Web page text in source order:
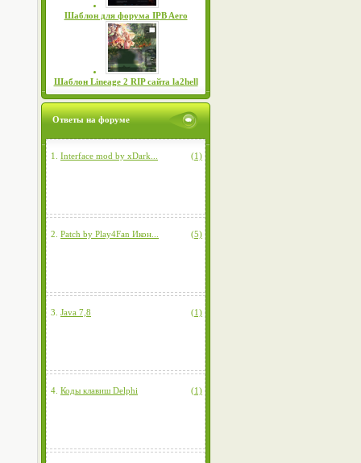
Шаблон для форума IPB Aero
Шаблон Lineage 2 RIP сайта la2hell
Ответы на форуме
1. Interface mod by xDark... (1)
2. Patch by Play4Fan Икон... (5)
3. Java 7,8 (1)
4. Коды клавиш Delphi (1)